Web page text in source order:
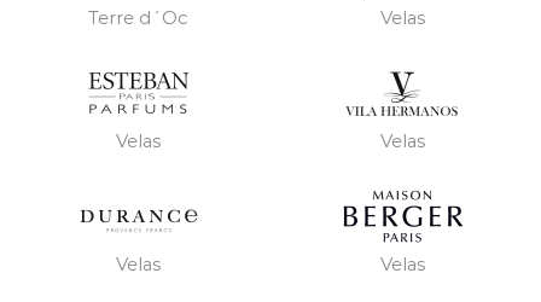
Terre d´Oc Velas
Velas Velas
Velas Velas